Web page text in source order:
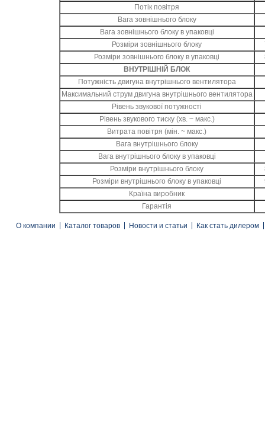
Потік повітря
Вага зовнішнього блоку
Вага зовнішнього блоку в упаковці
Розміри зовнішнього блоку
Розміри зовнішнього блоку в упаковці
ВНУТРІШНІЙ БЛОК
Потужність двигуна внутрішнього вентилятора
Максимальний струм двигуна внутрішнього вентилятора
Рівень звукової потужності
Рівень звукового тиску (хв. ~ макс.)
Витрата повітря (мін. ~ макс.)
Вага внутрішнього блоку
Вага внутрішнього блоку в упаковці
Розміри внутрішнього блоку
Розміри внутрішнього блоку в упаковці
Країна виробник
Гарантія
О компании Каталог товаров Новости и статьи Как стать дилером